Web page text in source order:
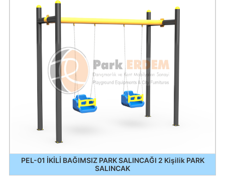
PEL-01 İKİLİ BAĞIMSIZ PARK SALINCAĞI 2 Kişilik PARK
SALINCAK